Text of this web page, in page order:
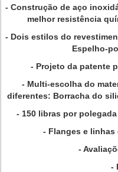
- Construção de aço
melhor resistência
- Dois estilos do
Espelho-
- Projeto da patente
- Multi-escolha do
diferentes: Borracha do
- 150 libras por
- Flanges e linhas
-
-